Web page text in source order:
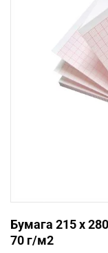
Бумага 215 х
70 г/м2